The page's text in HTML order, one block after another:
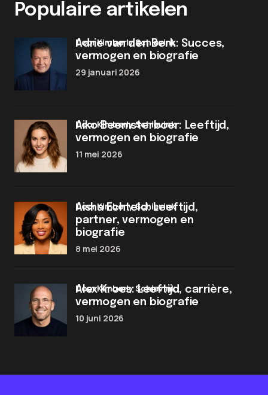
Populaire artikelen
Adrie van den Berk: Succes,
vermogen en biografie
door Kimberly Schievink
29 januari 2026
Aiko Beemsterboer: Leeftijd,
vermogen en biografie
door Kimberly Schievink
11 mei 2026
Aisha Echteld: Leeftijd,
partner, vermogen en
biografie
door Kimberly Schievink
8 mei 2026
Alex Kroes: Leeftijd, carrière,
vermogen en biografie
door Kimberly Schievink
10 juni 2026